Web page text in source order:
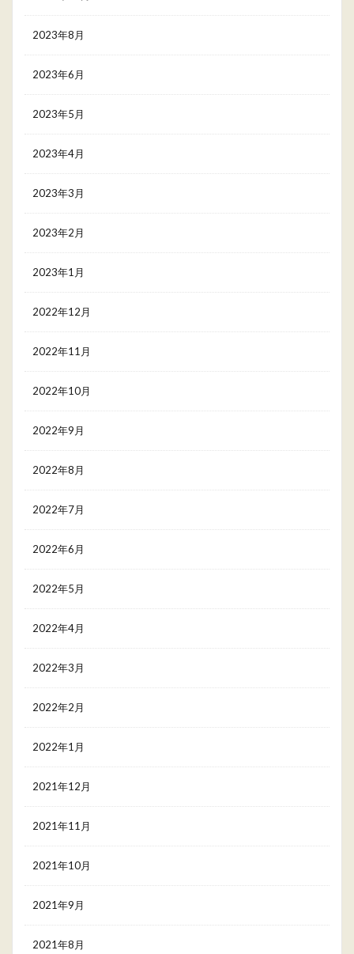
2023年8月
2023年6月
2023年5月
2023年4月
2023年3月
2023年2月
2023年1月
2022年12月
2022年11月
2022年10月
2022年9月
2022年8月
2022年7月
2022年6月
2022年5月
2022年4月
2022年3月
2022年2月
2022年1月
2021年12月
2021年11月
2021年10月
2021年9月
2021年8月